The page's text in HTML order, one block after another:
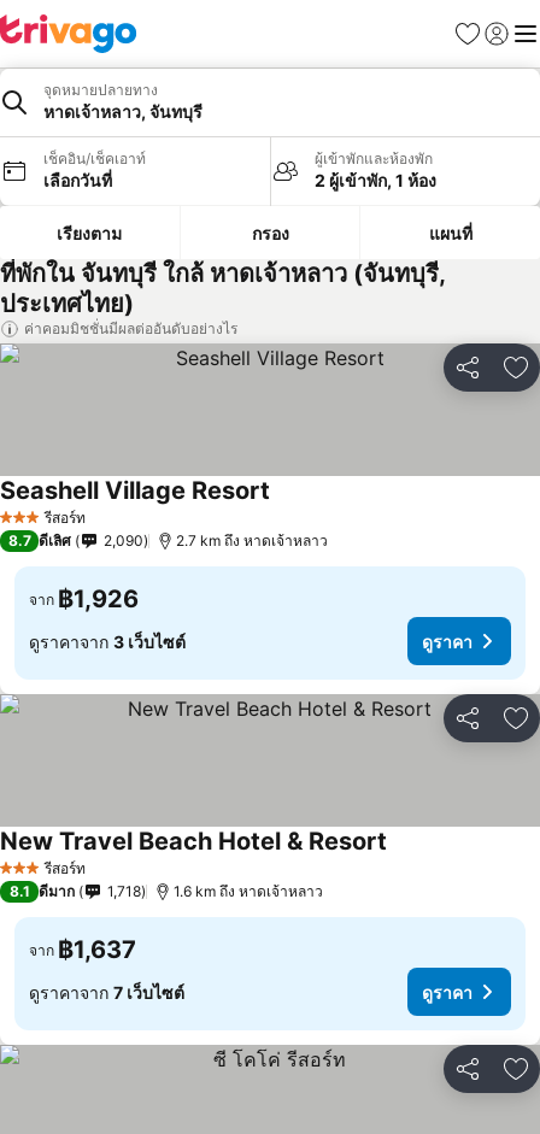
รายการโป
เข้าสู่ร
เมนู
จุดหมายปลายทาง
หาดเจ้าหลาว, จันทบุรี
เช็คอิน/เช็คเอาท์
เลือกวันที่
ผู้เข้าพักและห้องพัก
2 ผู้เข้าพัก, 1 ห้อง
เรียงตาม กรอง แผนที่
ที่พักใน จันทบุรี ใกล้ หาดเจ้าหลาว (จันทบุรี,
ประเทศไทย)
ค่าคอมมิชชั่นมีผลต่ออันดับอย่างไร
แชร์ เ
3 ดาว รีสอร์ท
Seashell Village Resort
8.7 ดีเลิศ 2,090 2.7 km ถึง หาดเจ้าหลาว
จาก ฿1,926
ดูราคาจาก 3 เว็บไซต์ ดูราคา
แชร์ เ
3 ดาว รีสอร์ท
New Travel Beach Hotel & Resort
8.1 ดีมาก 1,718 1.6 km ถึง หาดเจ้าหลาว
จาก ฿1,637
ดูราคาจาก 7 เว็บไซต์ ดูราคา
แชร์ เ